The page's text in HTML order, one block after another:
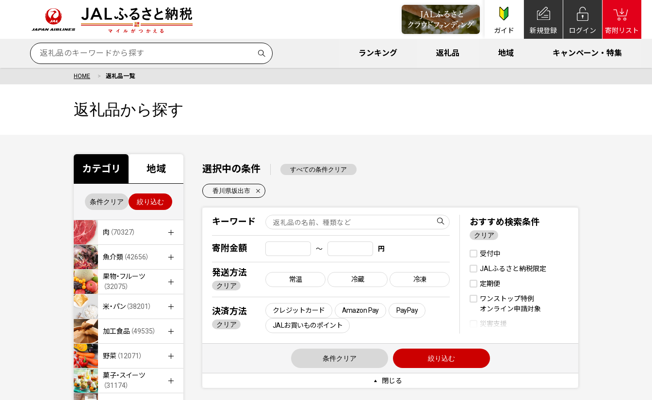
ガイド 新規登録 ログイン 寄附リスト
ランキング 返礼品 地域 キャンペーン・特集
HOME 返礼品一覧
返礼品から探す
カテゴリ 地域
条件クリア 絞り込む
肉 （70327）
魚介類 （42656）
果物・フルーツ
（32075）
米・パン （38201）
加工食品 （49535）
野菜 （12071）
菓子・スイーツ
（31174）
選択中の条件 すべての条件クリア
香川県坂出市
キーワード
寄附金額 〜 円
発送方法
クリア
常温 冷蔵 冷凍
決済方法
クリア
クレジットカード Amazon Pay
PayPay
JALお買いものポイント
おすすめ検索条件
クリア
受付中
JALふるさと納税限定
定期便
ワンストップ特例
オンライン申請対象
災害支援
条件クリア 絞り込む
閉じる